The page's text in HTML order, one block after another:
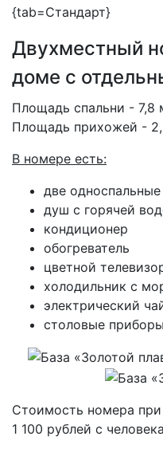
{tab=Стандарт}
Двухместный
доме с
Площадь спальни - 7,8
Площадь прихожей -
В номере есть:
две
душ с горячей
кондиционер
обогреватель
цветной
холодильник с
электрический
столовые приборы
Стоимость номера
1 100 рублей с